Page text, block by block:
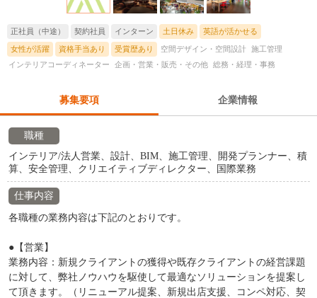
正社員（中途） 契約社員 インターン 土日休み 英語が活かせる
女性が活躍 資格手当あり 受賞歴あり 空間デザイン・空間設計 施工管理
インテリアコーディネーター
企画・営業・販売・その他 総務・経理・事務
募集要項 企業情報
職種
インテリア/法人営業、設計、BIM、施工管理、開発プランナー、積
算、安全管理、クリエイティブディレクター、国際業務
仕事内容
各職種の業務内容は下記のとおりです。
●【営業】
業務内容：新規クライアントの獲得や既存クライアントの経営課題
に対して、弊社ノウハウを駆使して最適なソリューションを提案し
て頂きます。（リニューアル提案、新規出店支援、コンペ対応、契